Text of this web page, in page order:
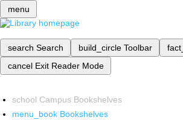
menu
search Search build_circle Toolbar
cancel Exit Reader Mode
school Campus Bookshelves
menu_book Bookshelves